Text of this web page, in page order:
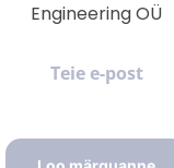
Engineering OÜ